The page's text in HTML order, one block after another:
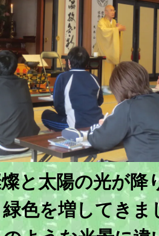
と太陽の光が降
色を増してきま